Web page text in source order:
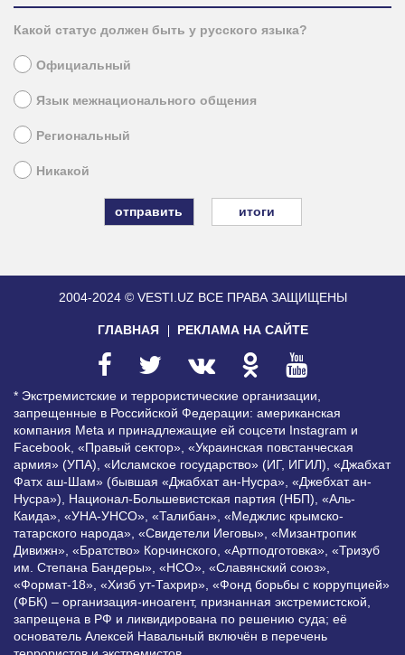
Какой статус должен быть у русского языка?
Официальный
Язык межнационального общения
Региональный
Никакой
итоги
2004-2024 © VESTI.UZ ВСЕ ПРАВА ЗАЩИЩЕНЫ
ГЛАВНАЯ РЕКЛАМА НА САЙТЕ
* Экстремистские и террористические организации,
запрещенные в Российской Федерации: американская
компания Meta и принадлежащие ей соцсети Instagram и
Facebook, «Правый сектор», «Украинская повстанческая
армия» (УПА), «Исламское государство» (ИГ, ИГИЛ), «Джабхат
Фатх аш-Шам» (бывшая «Джабхат ан-Нусра», «Джебхат ан-
Нусра»), Национал-Большевистская партия (НБП), «Аль-
Каида», «УНА-УНСО», «Талибан», «Меджлис крымско-
татарского народа», «Свидетели Иеговы», «Мизантропик
Дивижн», «Братство» Корчинского, «Артподготовка», «Тризуб
им. Степана Бандеры», «НСО», «Славянский союз»,
«Формат-18», «Хизб ут-Тахрир», «Фонд борьбы с коррупцией»
(ФБК) – организация-иноагент, признанная экстремистской,
запрещена в РФ и ликвидирована по решению суда; её
основатель Алексей Навальный включён в перечень